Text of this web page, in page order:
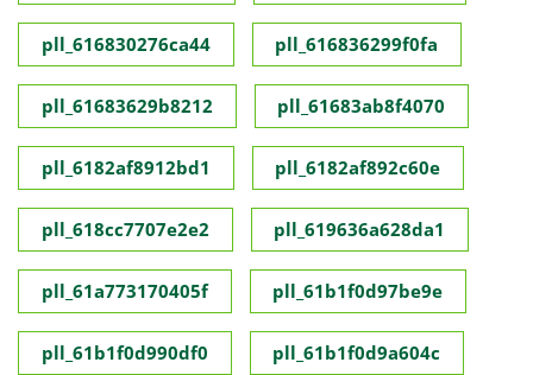
pll_616830276ca44 pll_616836299f0fa
pll_61683629b8212 pll_61683ab8f4070
pll_6182af8912bd1 pll_6182af892c60e
pll_618cc7707e2e2 pll_619636a628da1
pll_61a773170405f pll_61b1f0d97be9e
pll_61b1f0d990df0 pll_61b1f0d9a604c